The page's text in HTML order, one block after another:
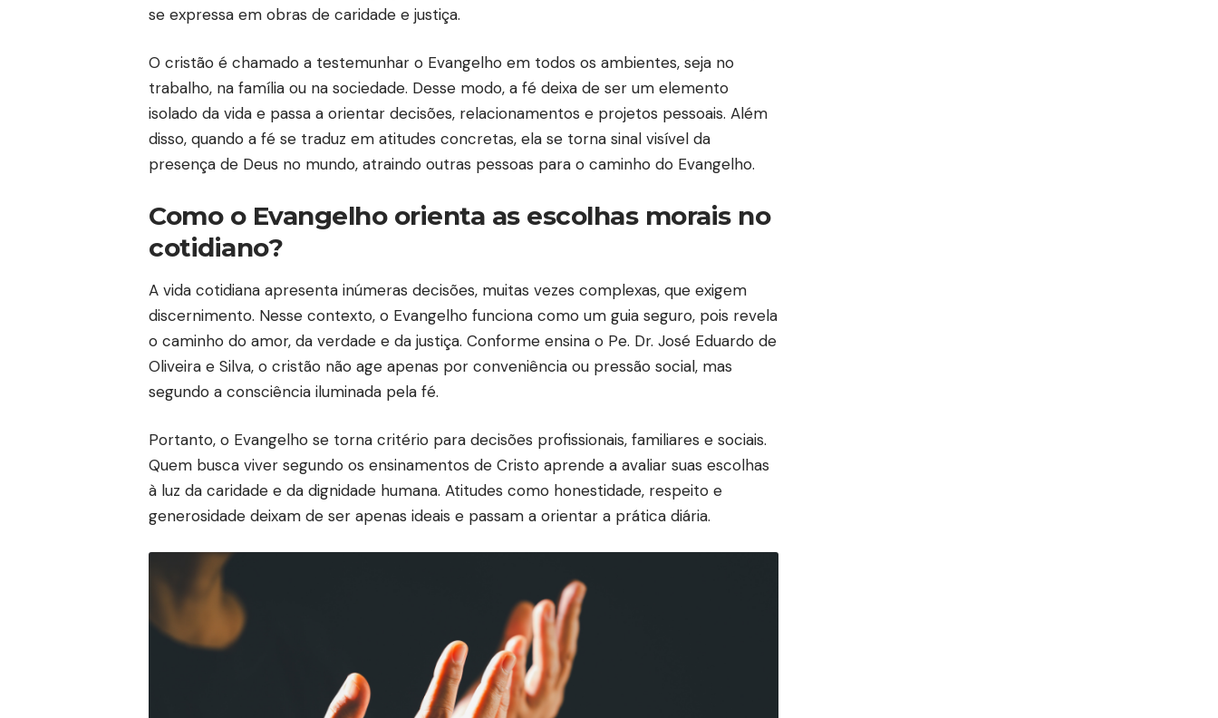
se expressa em obras de caridade e justiça.
O cristão é chamado a testemunhar o Evangelho em todos os ambientes, seja no
trabalho, na família ou na sociedade. Desse modo, a fé deixa de ser um elemento
isolado da vida e passa a orientar decisões, relacionamentos e projetos pessoais. Além
disso, quando a fé se traduz em atitudes concretas, ela se torna sinal visível da
presença de Deus no mundo, atraindo outras pessoas para o caminho do Evangelho.
Como o Evangelho orienta as escolhas morais no
cotidiano?
A vida cotidiana apresenta inúmeras decisões, muitas vezes complexas, que exigem
discernimento. Nesse contexto, o Evangelho funciona como um guia seguro, pois revela
o caminho do amor, da verdade e da justiça. Conforme ensina o Pe. Dr. José Eduardo de
Oliveira e Silva, o cristão não age apenas por conveniência ou pressão social, mas
segundo a consciência iluminada pela fé.
Portanto, o Evangelho se torna critério para decisões profissionais, familiares e sociais.
Quem busca viver segundo os ensinamentos de Cristo aprende a avaliar suas escolhas
à luz da caridade e da dignidade humana. Atitudes como honestidade, respeito e
generosidade deixam de ser apenas ideais e passam a orientar a prática diária.